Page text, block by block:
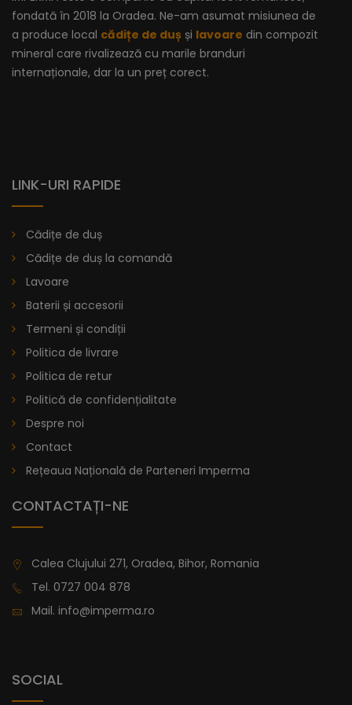
fondată în 2018 la Oradea. Ne-am asumat misiunea de
a produce local cădițe de duș și lavoare din compozit
mineral care rivalizează cu marile branduri
internaționale, dar la un preț corect.
LINK-URI RAPIDE
Cădițe de duș
Cădițe de duș la comandă
Lavoare
Baterii și accesorii
Termeni și condiții
Politica de livrare
Politica de retur
Politică de confidențialitate
Despre noi
Contact
Rețeaua Națională de Parteneri Imperma
CONTACTAȚI-NE
Calea Clujului 271, Oradea, Bihor, Romania
Tel. 0727 004 878
Mail. info@imperma.ro
SOCIAL